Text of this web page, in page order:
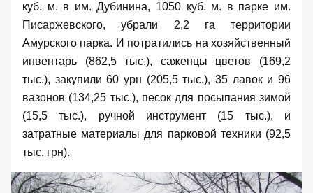
куб. м. в им. Дубинина, 1050 куб. м. в парке им.
Писаржевского, убрали 2,2 га территории
Амурского парка. И потратились на хозяйственный
инвентарь (862,5 тыс.), саженцы цветов (169,2
тыс.), закупили 60 урн (205,5 тыс.), 35 лавок и 96
вазонов (134,25 тыс.), песок для посыпания зимой
(15,5 тыс.), ручной инструмент (15 тыс.), и
затратные материалы для парковой техники (92,5
тыс. грн).